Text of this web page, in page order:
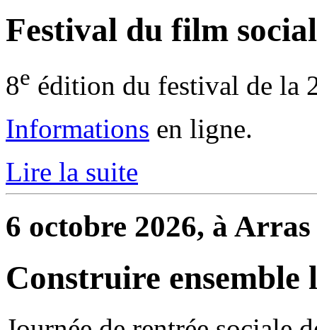
Festival du film social
8e édition du festival de la
Informations en ligne.
Lire la suite
6 octobre 2026, à Arras
Construire ensemble